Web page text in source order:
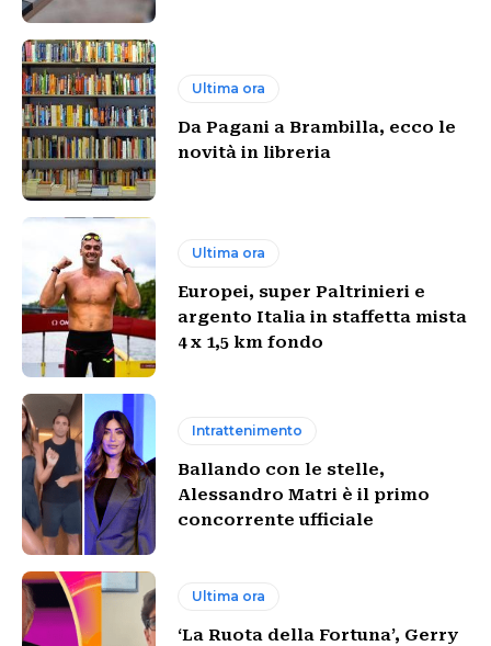
Ultima ora
Da Pagani a Brambilla, ecco le
novità in libreria
Ultima ora
Europei, super Paltrinieri e
argento Italia in staffetta mista
4 x 1,5 km fondo
Intrattenimento
Ballando con le stelle,
Alessandro Matri è il primo
concorrente ufficiale
Ultima ora
‘La Ruota della Fortuna’, Gerry